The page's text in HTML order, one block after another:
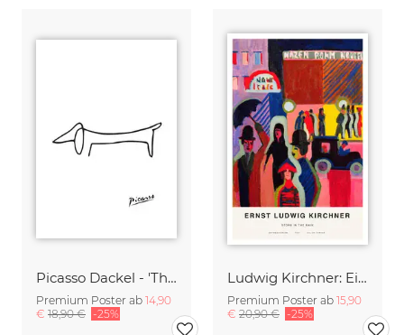
Picasso Dackel - 'The Dog'
Premium Poster ab 14,90
€ 18,90 € -25%
Ludwig Kirchner: Einkaufen im Regen
Premium Poster ab 15,90
€ 20,90 € -25%